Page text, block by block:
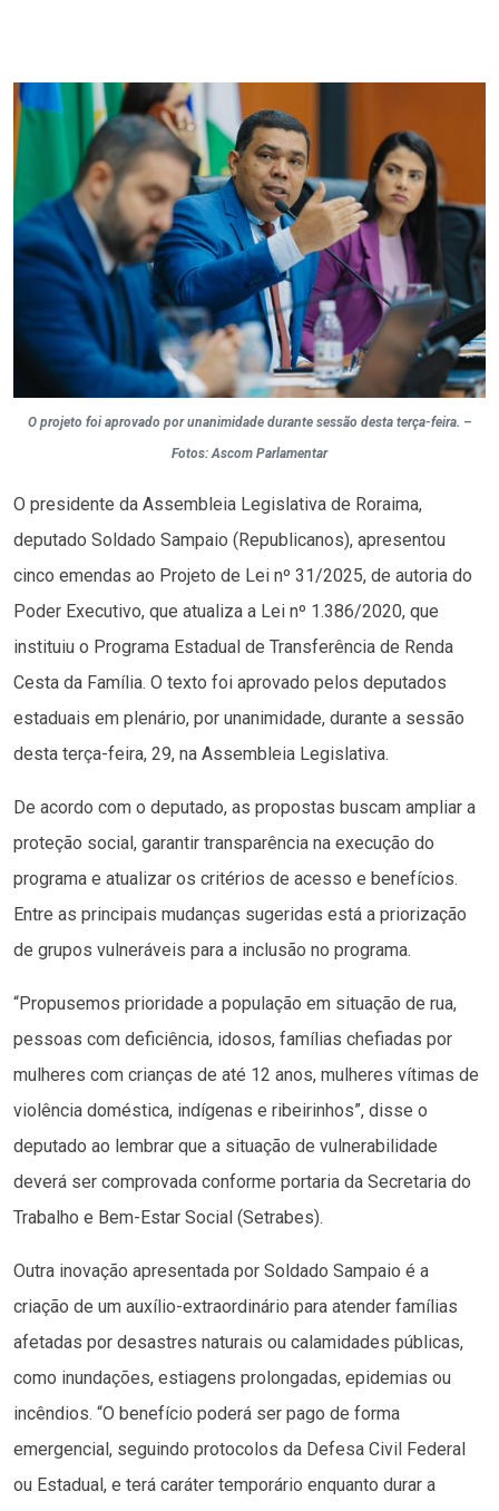
O projeto foi aprovado por unanimidade durante sessão desta terça-feira. –
Fotos: Ascom Parlamentar
O presidente da Assembleia Legislativa de Roraima,
deputado Soldado Sampaio (Republicanos), apresentou
cinco emendas ao Projeto de Lei nº 31/2025, de autoria do
Poder Executivo, que atualiza a Lei nº 1.386/2020, que
instituiu o Programa Estadual de Transferência de Renda
Cesta da Família. O texto foi aprovado pelos deputados
estaduais em plenário, por unanimidade, durante a sessão
desta terça-feira, 29, na Assembleia Legislativa.
De acordo com o deputado, as propostas buscam ampliar a
proteção social, garantir transparência na execução do
programa e atualizar os critérios de acesso e benefícios.
Entre as principais mudanças sugeridas está a priorização
de grupos vulneráveis para a inclusão no programa.
“Propusemos prioridade a população em situação de rua,
pessoas com deficiência, idosos, famílias chefiadas por
mulheres com crianças de até 12 anos, mulheres vítimas de
violência doméstica, indígenas e ribeirinhos”, disse o
deputado ao lembrar que a situação de vulnerabilidade
deverá ser comprovada conforme portaria da Secretaria do
Trabalho e Bem-Estar Social (Setrabes).
Outra inovação apresentada por Soldado Sampaio é a
criação de um auxílio-extraordinário para atender famílias
afetadas por desastres naturais ou calamidades públicas,
como inundações, estiagens prolongadas, epidemias ou
incêndios. “O benefício poderá ser pago de forma
emergencial, seguindo protocolos da Defesa Civil Federal
ou Estadual, e terá caráter temporário enquanto durar a